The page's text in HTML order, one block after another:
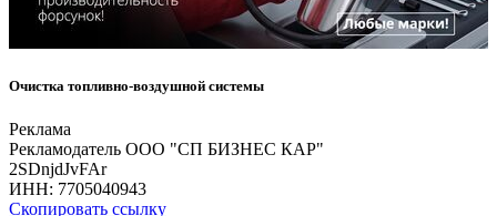
Очистка топливно-воздушной системы
Реклама
Рекламодатель ООО "СП БИЗНЕС КАР"
2SDnjdJvFAr
ИНН: 7705040943
Скопировать ссылку